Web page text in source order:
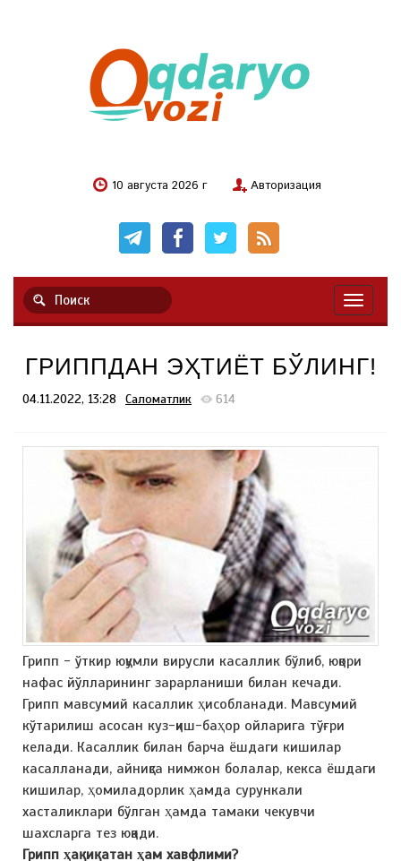
10 августа 2026 г Авторизация
ГРИППДАН ЭҲТИЁТ БЎЛИНГ!
04.11.2022, 13:28 Саломатлик 614
Грипп - ўткир юқумли вирусли касаллик бўлиб, юқори
нафас йўлларининг зарарланиши билан кечади.
Грипп мавсумий касаллик ҳисобланади. Мавсумий
кўтарилиш асосан куз-қиш-баҳор ойларига тўғри
келади. Касаллик билан барча ёшдаги кишилар
касалланади, айниқса нимжон болалар, кекса ёшдаги
кишилар, ҳомиладорлик ҳамда сурункали
хасталиклари бўлган ҳамда тамаки чекувчи
шахсларга тез юқади.
Грипп ҳақиқатан ҳам хавфлими?